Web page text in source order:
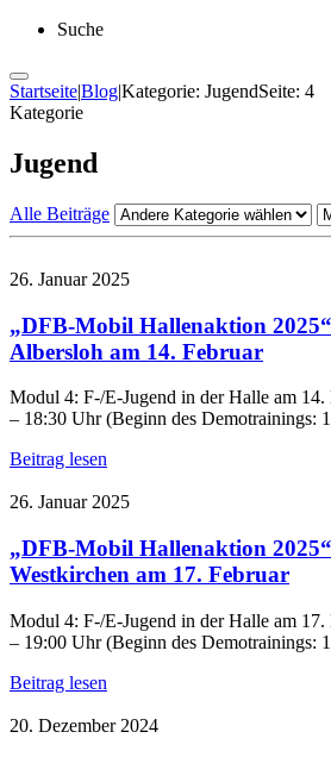
Suche
Startseite|Blog|Kategorie: JugendSeite: 4
Kategorie
Jugend
Alle Beiträge
26. Januar 2025
„DFB-Mobil Hallenaktion
Albersloh am 14. Februar
Modul 4: F-/E-Jugend in der Halle am
– 18:30 Uhr (Beginn des Demotrainings:
Beitrag lesen
26. Januar 2025
„DFB-Mobil Hallenaktion
Westkirchen am 17. Februar
Modul 4: F-/E-Jugend in der Halle am
– 19:00 Uhr (Beginn des Demotrainings:
Beitrag lesen
20. Dezember 2024